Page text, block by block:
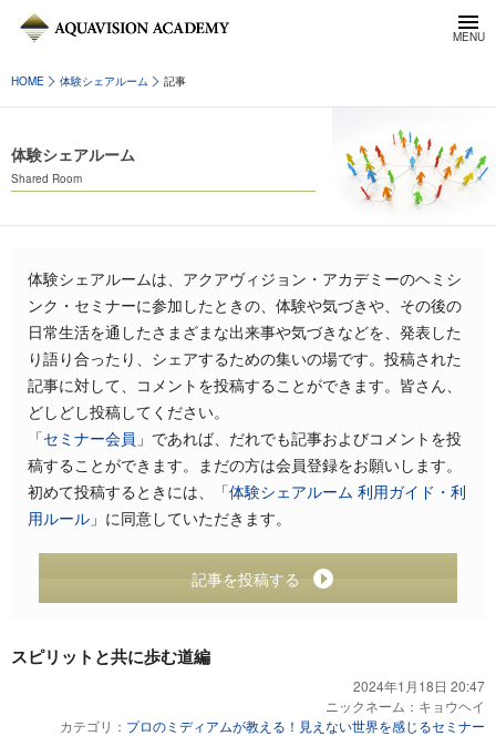
HOME 体験シェアルーム 記事
体験シェアルーム
Shared Room
体験シェアルームは、アクアヴィジョン・アカデミーのヘミシ
ンク・セミナーに参加したときの、体験や気づきや、その後の
日常生活を通したさまざまな出来事や気づきなどを、発表した
り語り合ったり、シェアするための集いの場です。投稿された
記事に対して、コメントを投稿することができます。皆さん、
どしどし投稿してください。
「セミナー会員 」であれば、だれでも記事およびコメントを投
稿することができます。まだの方は会員登録をお願いします。
初めて投稿するときには、「体験シェアルーム 利用ガイド・利
用ルール 」に同意していただきます。
記事を投稿する
スピリットと共に歩む道編
2024年1月18日 20:47
ニックネーム： キョウヘイ
カテゴリ： プロのミディアムが教える！見えない世界を感じるセミナー